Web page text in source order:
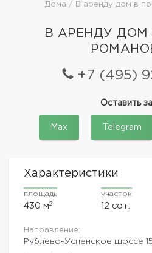
Дома / В аренду дом в
В АРЕНДУ ДОМ
+7 (495)
Оставить
Max Telegram
Характеристики
площадь
430 м2
участок
12 сот.
Направление:
Рублево-Успенское шоссе